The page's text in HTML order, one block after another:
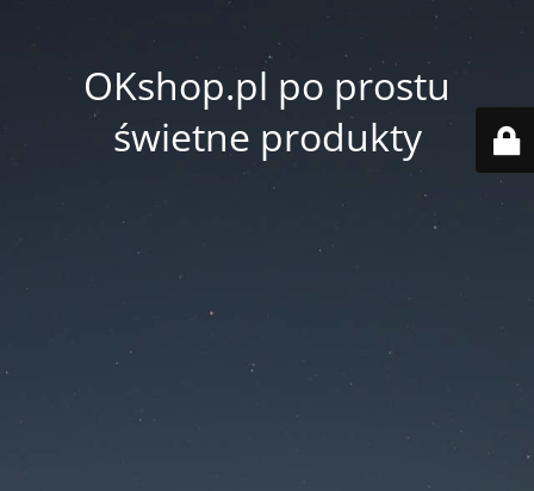
OKshop.pl po prostu
świetne produkty